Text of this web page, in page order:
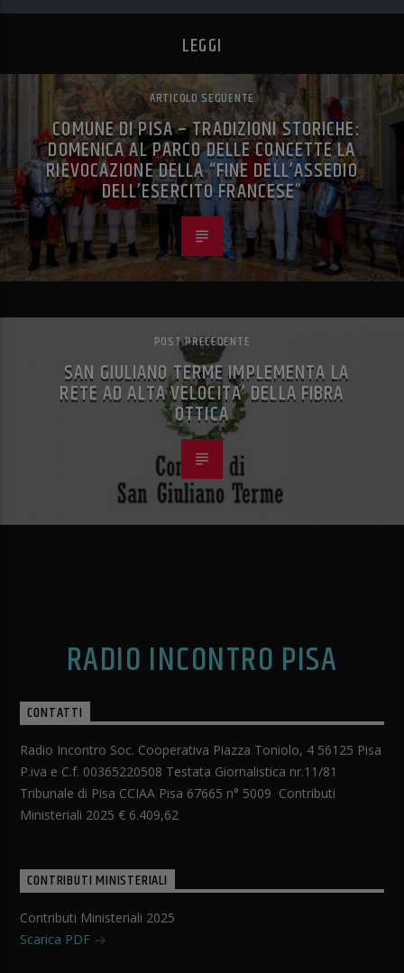
LEGGI
ARTICOLO SEGUENTE
COMUNE DI PISA – TRADIZIONI STORICHE:
DOMENICA AL PARCO DELLE CONCETTE LA
RIEVOCAZIONE DELLA “FINE DELL’ASSEDIO
DELL’ESERCITO FRANCESE”
POST PRECEDENTE
SAN GIULIANO TERME IMPLEMENTA LA
RETE AD ALTA VELOCITA’ DELLA FIBRA
OTTICA
RADIO INCONTRO PISA
CONTATTI
Radio Incontro Soc. Cooperativa Piazza Toniolo, 4 56125 Pisa
P.iva e C.f. 00365220508 Testata Giornalistica nr.11/81
Tribunale di Pisa CCIAA Pisa 67665 n° 5009 Contributi
Ministeriali 2025 € 6.409,62
CONTRIBUTI MINISTERIALI
Contributi Ministeriali 2025
Scarica PDF